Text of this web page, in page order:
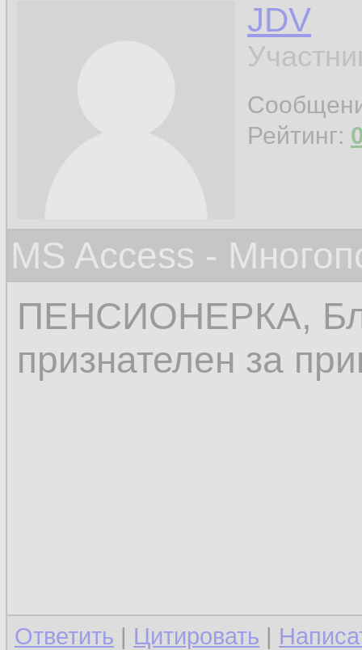
JDV
Рейтинг:
MS Access -
ПЕНСИОНЕРКА,
признателен за
Ответить | Цитировать |